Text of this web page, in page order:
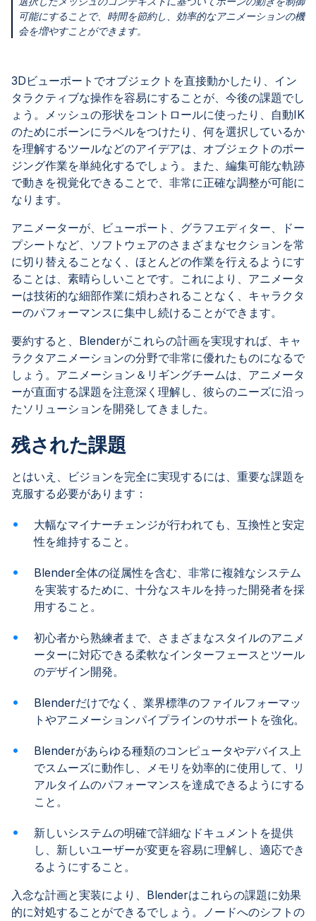
可能にすることで、時間を節約し、効率的なアニメーションの機
会を増やすことができます。
3Dビューポートでオブジェクトを直接動かしたり、イン
タラクティブな操作を容易にすることが、今後の課題でし
ょう。メッシュの形状をコントロールに使ったり、自動IK
のためにボーンにラベルをつけたり、何を選択しているか
を理解するツールなどのアイデアは、オブジェクトのポー
ジング作業を単純化するでしょう。また、編集可能な軌跡
で動きを視覚化できることで、非常に正確な調整が可能に
なります。
アニメーターが、ビューポート、グラフエディター、ドー
プシートなど、ソフトウェアのさまざまなセクションを常
に切り替えることなく、ほとんどの作業を行えるようにす
ることは、素晴らしいことです。これにより、アニメータ
ーは技術的な細部作業に煩わされることなく、キャラクタ
ーのパフォーマンスに集中し続けることができます。
要約すると、Blenderがこれらの計画を実現すれば、キャ
ラクタアニメーションの分野で非常に優れたものになるで
しょう。アニメーション＆リギングチームは、アニメータ
ーが直面する課題を注意深く理解し、彼らのニーズに沿っ
たソリューションを開発してきました。
残された課題
とはいえ、ビジョンを完全に実現するには、重要な課題を
克服する必要があります：
大幅なマイナーチェンジが行われても、互換性と安定
性を維持すること。
Blender全体の従属性を含む、非常に複雑なシステム
を実装するために、十分なスキルを持った開発者を採
用すること。
初心者から熟練者まで、さまざまなスタイルのアニメ
ーターに対応できる柔軟なインターフェースとツール
のデザイン開発。
Blenderだけでなく、業界標準のファイルフォーマッ
トやアニメーションパイプラインのサポートを強化。
Blenderがあらゆる種類のコンピュータやデバイス上
でスムーズに動作し、メモリを効率的に使用して、リ
アルタイムのパフォーマンスを達成できるようにする
こと。
新しいシステムの明確で詳細なドキュメントを提供
し、新しいユーザーが変更を容易に理解し、適応でき
るようにすること。
入念な計画と実装により、Blenderはこれらの課題に効果
的に対処することができるでしょう。ノードへのシフトの